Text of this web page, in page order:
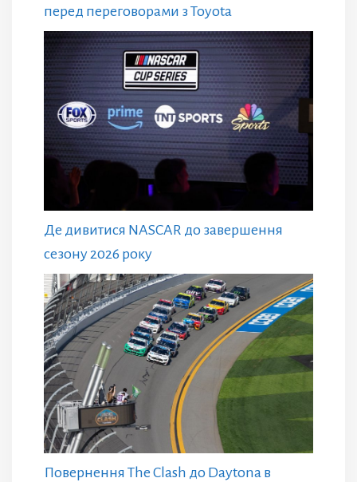
перед переговорами з Toyota
Де дивитися NASCAR до завершення
сезону 2026 року
Повернення The Clash до Daytona в